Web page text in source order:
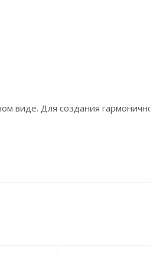
виде. Для создания